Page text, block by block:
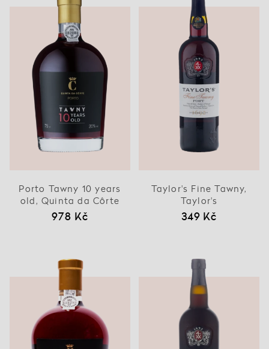
Porto Tawny 10 years
old, Quinta da Côrte
978 Kč
Taylor's Fine Tawny,
Taylor's
349 Kč